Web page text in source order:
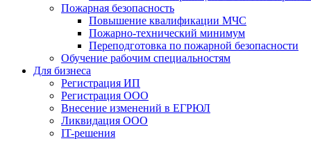
Пожарная безопасность
Повышение квалификации МЧС
Пожарно-технический минимум
Переподготовка по пожарной безопасности
Обучение рабочим специальностям
Для бизнеса
Регистрация ИП
Регистрация ООО
Внесение изменений в ЕГРЮЛ
Ликвидация ООО
IT-решения